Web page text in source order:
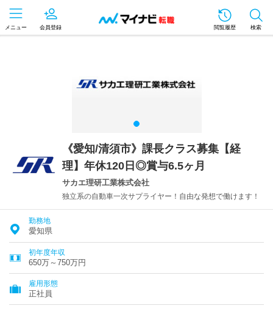
メニュー 会員登録 閲覧履歴 検索
《愛知/清須市》課長クラス募集【経
理】年休120日◎賞与6.5ヶ月
サカエ理研工業株式会社
独立系の自動車一次サプライヤー！自由な発想で働けます！
勤務地
愛知県
初年度年収
650万～750万円
雇用形態
正社員